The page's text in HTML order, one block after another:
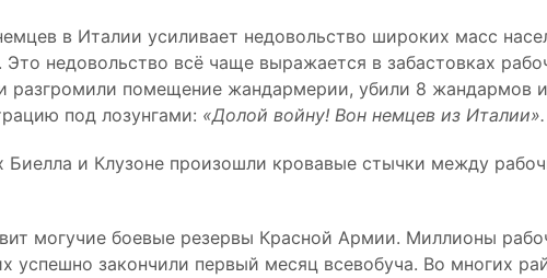
в Италии усиливает недовольство широких масс
недовольство всё чаще выражается в забастовках
разгромили помещение жандармерии, убили 8 жандармов и
под лозунгами: «Долой войну! Вон немцев из Италии».
Биелла и Клузоне произошли кровавые стычки между
могучие боевые резервы Красной Армии. Миллионы
успешно закончили первый месяц всевобуча. Во многих